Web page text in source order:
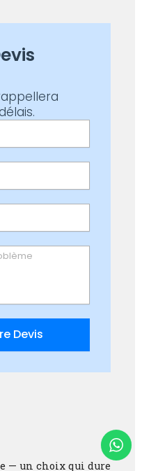
Devis
— un choix qui dure